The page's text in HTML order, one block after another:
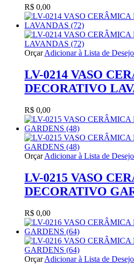
R$ 0,00
Orçar Adicionar à Lista de
LV-0214 VASO
DECORATIVO
R$ 0,00
Orçar Adicionar à Lista de
LV-0215 VASO
DECORATIVO
R$ 0,00
Orçar Adicionar à Lista de